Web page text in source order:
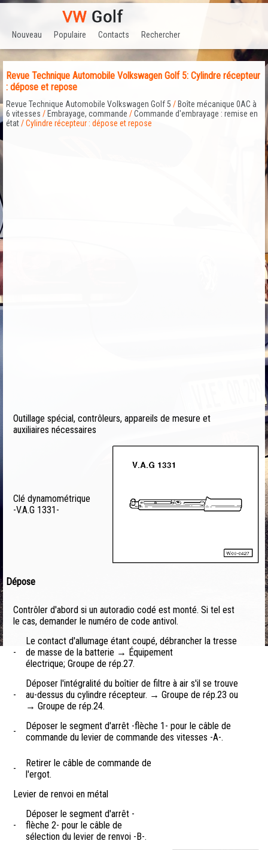
Nouveau Populaire Contacts Rechercher
Revue Technique Automobile Volkswagen Golf 5: Cylindre récepteur
: dépose et repose
Revue Technique Automobile Volkswagen Golf 5 / Boîte mécanique 0AC à
6 vitesses / Embrayage, commande /Commande d'embrayage : remise en
état/ Cylindre récepteur : dépose et repose
Outillage spécial, contrôleurs, appareils de mesure et
auxiliaires nécessaires
Clé dynamométrique
-V.A.G 1331-
Dépose
Contrôler d'abord si un autoradio codé est monté. Si tel est
le cas, demander le numéro de code antivol.
-
Le contact d'allumage étant coupé, débrancher la tresse
de masse de la batterie → Équipement
électrique; Groupe de rép.27.
-
Déposer l'intégralité du boîtier de filtre à air s'il se trouve
au-dessus du cylindre récepteur. → Groupe de rép.23 ou
→ Groupe de rép.24.
-
Déposer le segment d'arrêt -flèche 1- pour le câble de
commande du levier de commande des vitesses -A-.
-
Retirer le câble de commande de
l'ergot.
Levier de renvoi en métal
-
Déposer le segment d'arrêt -
flèche 2- pour le câble de
sélection du levier de renvoi -B-.